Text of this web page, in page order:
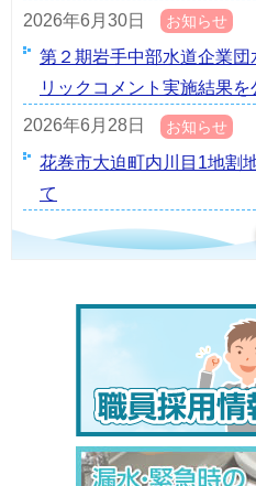
2026年6月30日
お知らせ
第２期岩手中部水道企業
リックコメント実施結果を
2026年6月28日
お知らせ
花巻市大迫町内川目1地割
て